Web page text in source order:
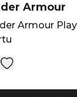
Armour
Armour